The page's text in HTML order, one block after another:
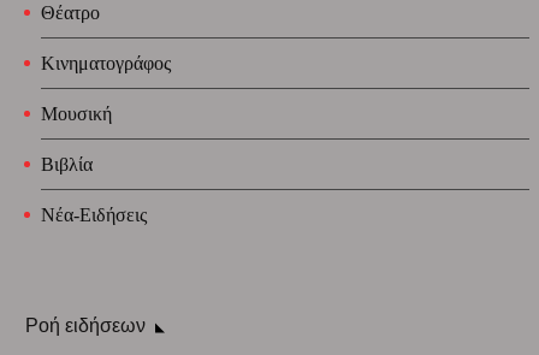
Θέατρο
Κινηματογράφος
Μουσική
Βιβλία
Νέα-Ειδήσεις
Ροή ειδήσεων